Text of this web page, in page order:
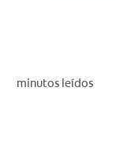
minutos leídos